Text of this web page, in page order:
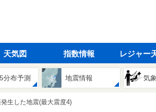
天気図 指数情報 レジャー
分布予測 地震情報 気
生した地震(最大震度4)